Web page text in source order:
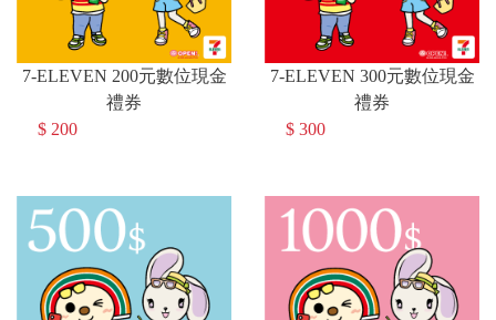
7-ELEVEN 200元數位現金
禮券
$ 200
7-ELEVEN 300元數位現金
禮券
$ 300